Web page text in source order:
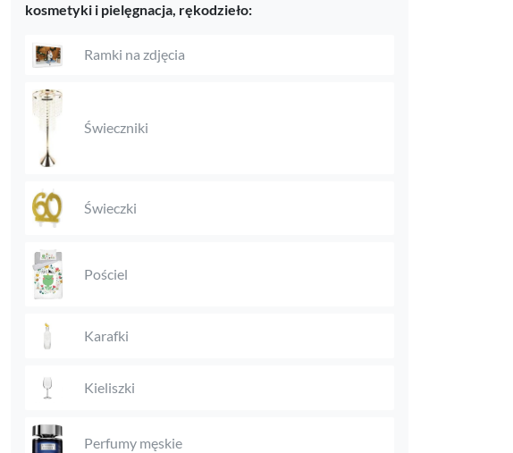
kosmetyki i pielęgnacja, rękodzieło:
Ramki na zdjęcia
Świeczniki
Świeczki
Pościel
Karafki
Kieliszki
Perfumy męskie